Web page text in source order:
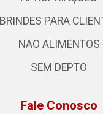
BRINDES PARA
NAO ALIMENTOS
SEM DEPTO
Fale Conosco